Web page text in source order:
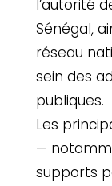
l’autorité
Sénégal,
réseau
sein des
publiques.
Les
—
supports